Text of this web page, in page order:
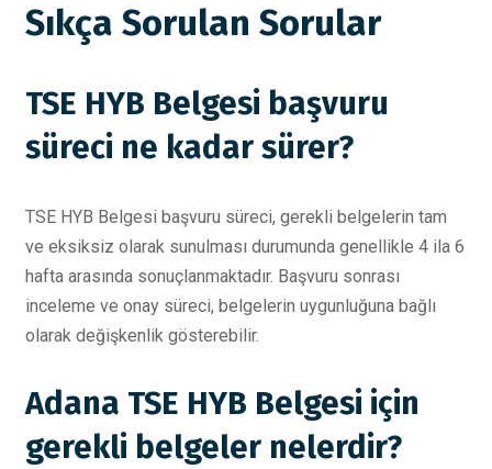
Sıkça Sorulan Sorular
TSE HYB Belgesi başvuru
süreci ne kadar sürer?
TSE HYB Belgesi başvuru süreci, gerekli belgelerin tam
ve eksiksiz olarak sunulması durumunda genellikle 4 ila 6
hafta arasında sonuçlanmaktadır. Başvuru sonrası
inceleme ve onay süreci, belgelerin uygunluğuna bağlı
olarak değişkenlik gösterebilir.
Adana TSE HYB Belgesi için
gerekli belgeler nelerdir?